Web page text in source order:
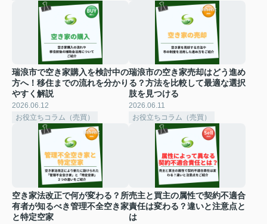
瑞浪市で空き家購入を検討中の
方へ！移住までの流れを分かり
やすく解説
2026.06.12
お役立ちコラム（売買）
瑞浪市の空き家売却はどう進め
る？方法を比較して最適な選択
肢を見つける
2026.06.11
お役立ちコラム（売買）
空き家法改正で何が変わる？所
有者が知るべき管理不全空き家
と特定空家
売主と買主の属性で契約不適合
責任は変わる？違いと注意点と
は